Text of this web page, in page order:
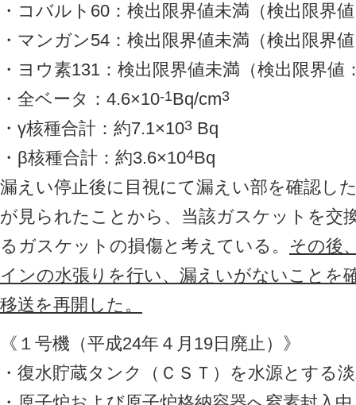
・コバルト60：検出限界値未満（検出限界
・マンガン54：検出限界値未満（検出限界
・ヨウ素131：検出限界値未満（検出限界値
・全ベータ：4.6×10-1Bq/cm3
・γ核種合計：約7.1×103 Bq
・β核種合計：約3.6×104Bq
漏えい停止後に目視にて漏えい部を確認し
が見られたことから、当該ガスケットを交
るガスケットの損傷と考えている。 その後
インの水張りを行い、漏えいがないことを
移送を再開した。
《１号機（平成24年４月19日廃止）》
・復水貯蔵タンク（ＣＳＴ）を水源とする